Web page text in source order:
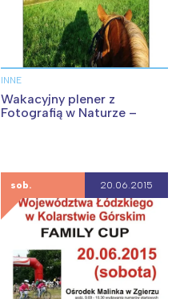
INNE
Wakacyjny plener z
Fotografią w Naturze –
sob. 20.06.2015